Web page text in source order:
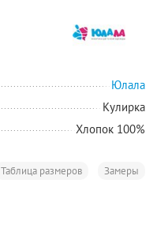
Юлала
Кулирка
Хлопок 100%
Замеры
Таблица размеров